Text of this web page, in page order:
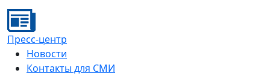
Пресс-центр
Новости
Контакты для СМИ